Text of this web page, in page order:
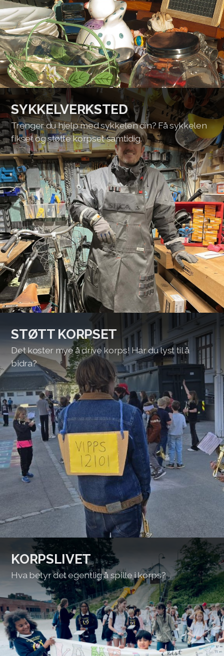
SYKKELVERKSTED
Trenger du hjelp med sykkelen din? Få sykkelen
fikset og støtte korpset samtidig.
STØTT KORPSET
Det koster mye å drive korps! Har du lyst til å
bidra?
KORPSLIVET
Hva betyr det egentlig å spille i korps?